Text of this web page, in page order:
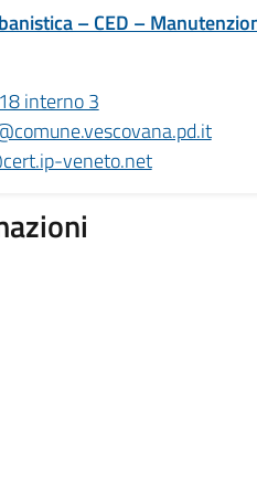
– CED –
interno 3
veneto.net